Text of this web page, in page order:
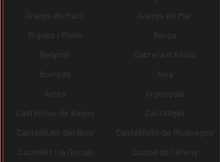
Arenys de Munt
Arenys de Mar
Bigues i Riells
Berga
Bellprat
Cabrera d´Anoia
Borredà
Avià
Artés
Argençola
Castellnou de Bages
Castellgalí
Castellfullit del Boix
Castellfollit de Riubregós
Castellet i la Gornal
Castell de l´Areny